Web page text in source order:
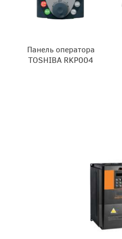
Панель оператора
TOSHIBA RKP004